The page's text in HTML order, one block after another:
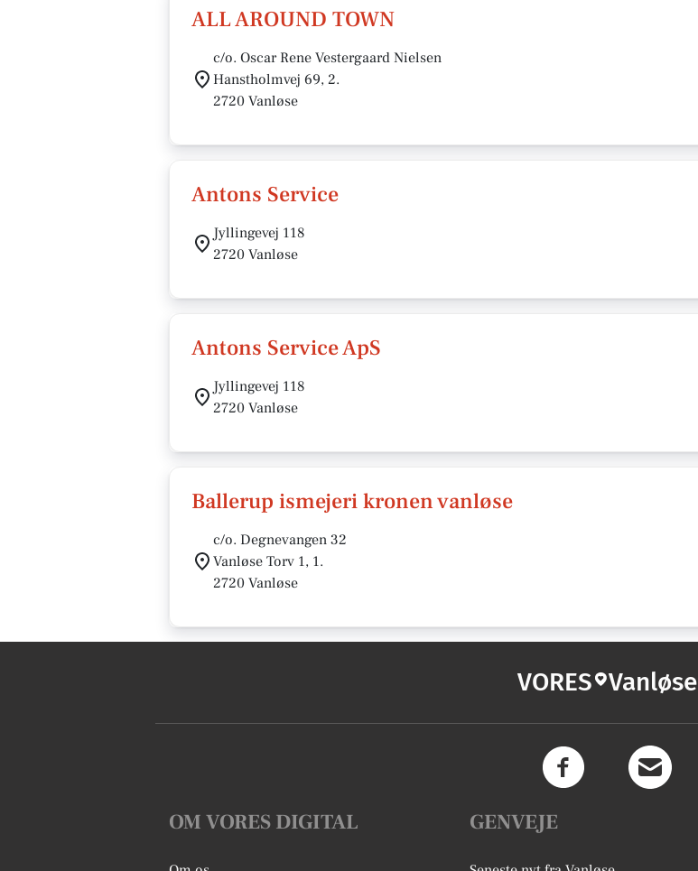
ALL AROUND TOWN
c/o. Oscar Rene Vestergaard Nielsen
Hanstholmvej 69, 2.
2720 Vanløse
Antons Service
Jyllingevej 118
2720 Vanløse
Antons Service ApS
Jyllingevej 118
2720 Vanløse
Ballerup ismejeri kronen vanløse
c/o. Degnevangen 32
Vanløse Torv 1, 1.
2720 Vanløse
VORES Vanløse
OM VORES DIGITAL GENVEJE